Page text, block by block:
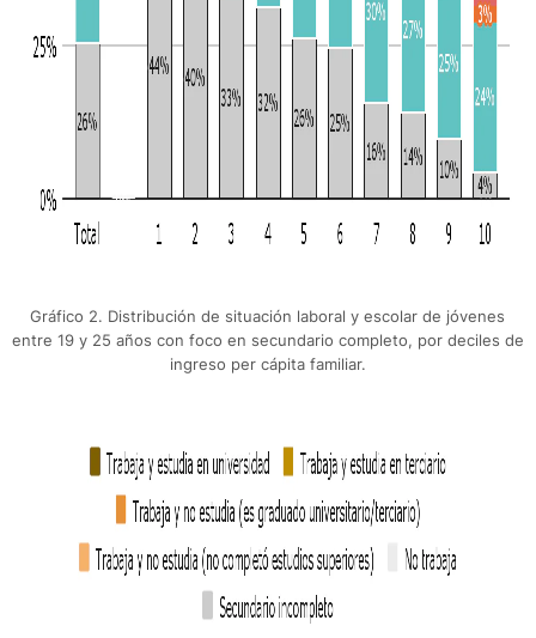
Gráfico 2. Distribución de situación laboral y escolar de jóvenes
entre 19 y 25 años con foco en secundario completo, por deciles de
ingreso per cápita familiar.